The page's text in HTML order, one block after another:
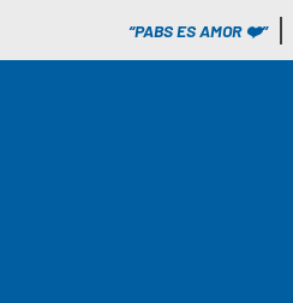
“PABS ES AMOR ❤️”